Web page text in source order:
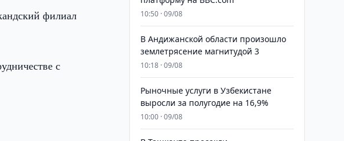
филиал
с
10:50 · 09/08
В Андижанской области произошло
землетрясение магнитудой 3
10:18 · 09/08
Рыночные услуги в Узбекистане
выросли за полугодие на 16,9%
10:00 · 09/08